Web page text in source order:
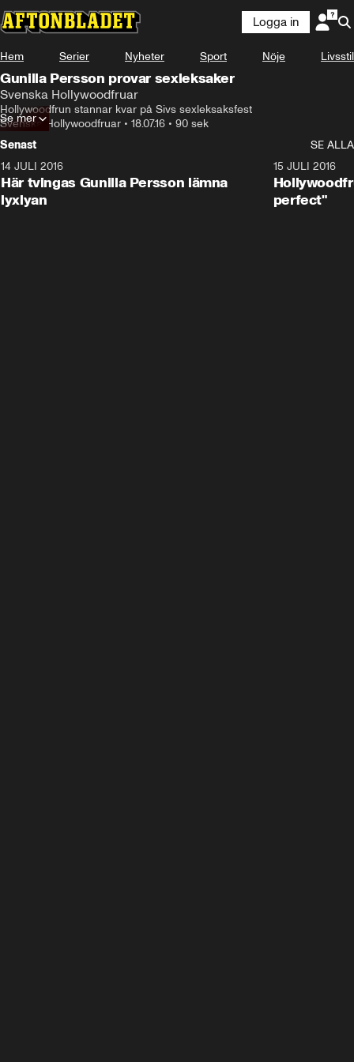
Logga in
Hem Serier Nyheter Sport Nöje Livsstil
Gunilla Persson provar sexleksaker
Svenska Hollywoodfruar
Hollywoodfrun stannar kvar på Sivs sexleksaksfest
Svenska Hollywoodfruar • 18.07.16 • 90 sek
Se mer
Senast
SE ALLA
14 JULI 2016
Här tvingas Gunilla Persson lämna
lyxlyan
15 JULI 2016
perfect"